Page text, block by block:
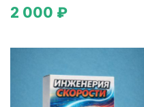
2 000 ₽